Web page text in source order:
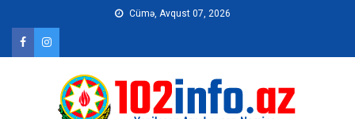
content
Cümə, Avqust 07, 2026